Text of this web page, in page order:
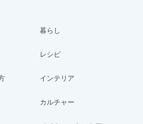
暮らし
レシピ
インテリア
カルチャー